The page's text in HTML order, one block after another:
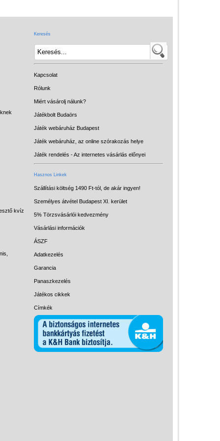
kvíz
Keresés
Kapcsolat
Rólunk
Miért vásárolj nálunk?
Játékbolt Budaörs
Játék webáruház Budapest
Játék webáruház, az online szórakozás helye
Játék rendelés - Az internetes vásárlás előnyei
Hasznos Linkek
Szállítási költség 1490 Ft-tól, de akár ingyen!
Személyes átvétel Budapest XI. kerület
5% Törzsvásárlói kedvezmény
Vásárlási információk
ÁSZF
Adatkezelés
Garancia
Panaszkezelés
Játékos cikkek
Címkék
Intelligens gyurma
Licenszes TOP
gyerekajándékok
LOGICO
LÜK
Papírszínház
Pixelhobby